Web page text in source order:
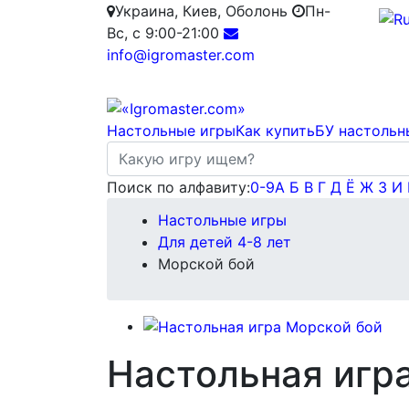
Украина, Киев, Оболонь
Пн-
Вс, с 9:00-21:00
info@igromaster.com
Настольные игрыКак купитьБУ
Поиск по алфавиту:0-9А Б В Г Д Ё Ж З И
Настольные игры
Для детей 4-8 лет
Морской бой
Настольная